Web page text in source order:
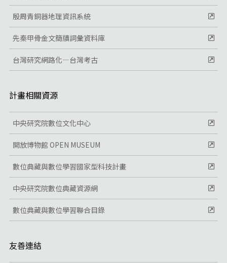
殷周青銅器地理資訊系統
先秦甲骨金文簡牘詞彙資料庫
台灣研究網路化—台灣考古
計畫相關資源
中央研究院數位文化中心
開放博物館 OPEN MUSEUM
數位典藏與數位學習國家型科技計畫
中央研究院數位典藏資源網
數位典藏與數位學習聯合目錄
友善連結